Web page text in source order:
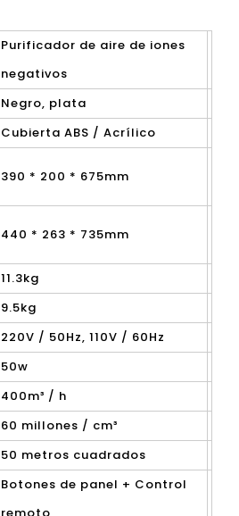
Purificador de aire de iones
negativos
Negro, plata
Cubierta ABS / Acrílico
390 * 200 * 675mm
440 * 263 * 735mm
11.3kg
9.5kg
220V / 50Hz, 110V / 60Hz
50w
400m³ / h
60 millones / cm³
50 metros cuadrados
Botones de panel + Control